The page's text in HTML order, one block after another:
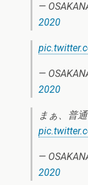
—
2020
—
2020
まぁ、普
—
2020